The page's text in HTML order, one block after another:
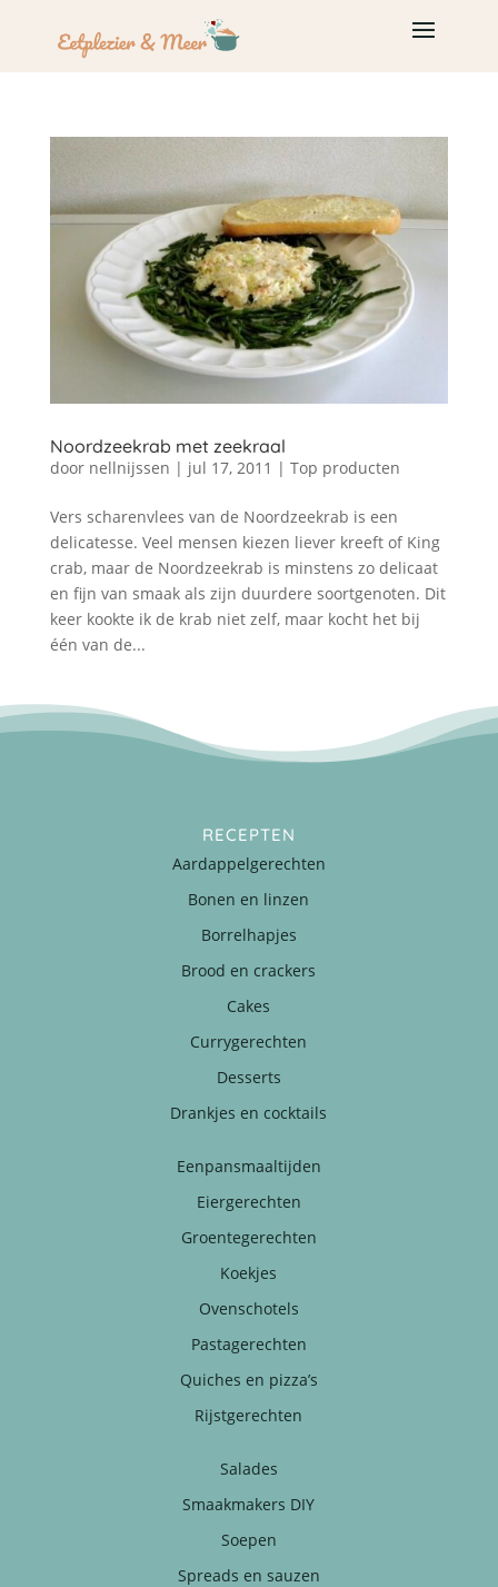
Noordzeekrab met zeekraal
door nellnijssen | jul 17, 2011 | Top producten
Vers scharenvlees van de Noordzeekrab is een
delicatesse. Veel mensen kiezen liever kreeft of King
crab, maar de Noordzeekrab is minstens zo delicaat
en fijn van smaak als zijn duurdere soortgenoten. Dit
keer kookte ik de krab niet zelf, maar kocht het bij
één van de...
RECEPTEN
Aardappelgerechten
Bonen en linzen
Borrelhapjes
Brood en crackers
Cakes
Currygerechten
Desserts
Drankjes en cocktails
Eenpansmaaltijden
Eiergerechten
Groentegerechten
Koekjes
Ovenschotels
Pastagerechten
Quiches en pizza’s
Rijstgerechten
Salades
Smaakmakers DIY
Soepen
Spreads en sauzen